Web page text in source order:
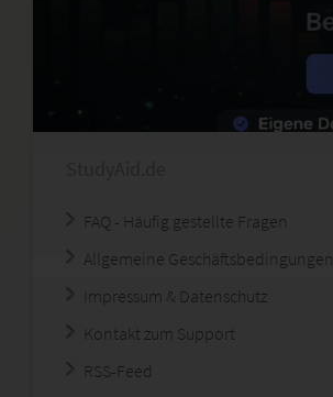
FAQ - Häufig gestellte Fragen
Allgemeine Geschäftsbedingungen
Impressum & Datenschutz
Kontakt zum Support
RSS-Feed